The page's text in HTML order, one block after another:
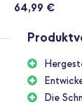
64,99 €
Die